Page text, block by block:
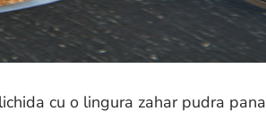
cu o lingura zahar pudra pana